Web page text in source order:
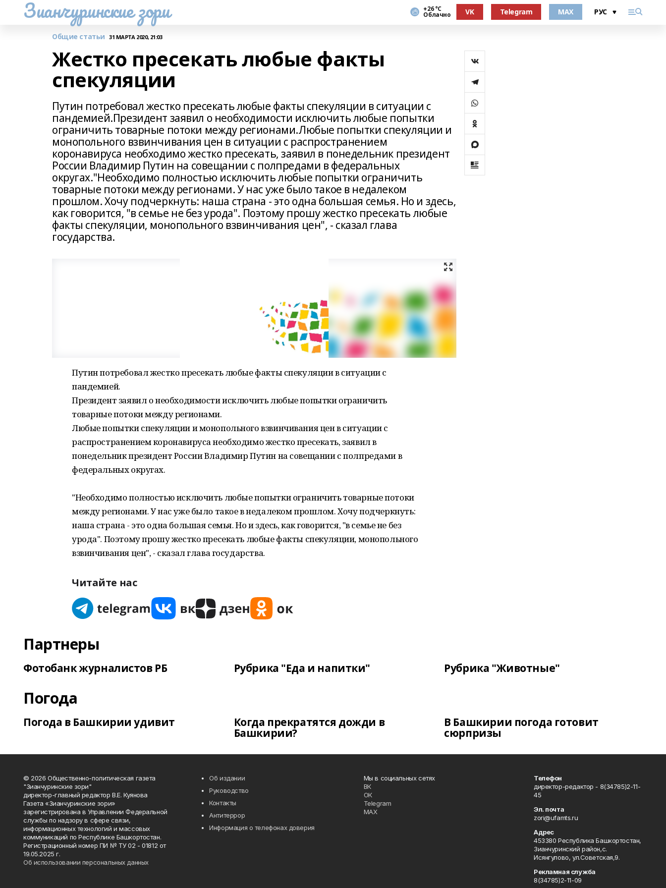
Зианчуринские зори +26 °С
Облачно VK Telegram MAX
Общие статьи 31 МАРТА 2020, 21:03
Жестко пресекать любые факты
спекуляции
Путин потребовал жестко пресекать любые факты спекуляции в ситуации с
пандемией.Президент заявил о необходимости исключить любые попытки
ограничить товарные потоки между регионами.Любые попытки спекуляции и
монопольного взвинчивания цен в ситуации с распространением
коронавируса необходимо жестко пресекать, заявил в понедельник президент
России Владимир Путин на совещании с полпредами в федеральных
округах."Необходимо полностью исключить любые попытки ограничить
товарные потоки между регионами. У нас уже было такое в недалеком
прошлом. Хочу подчеркнуть: наша страна - это одна большая семья. Но и здесь,
как говорится, "в семье не без урода". Поэтому прошу жестко пресекать любые
факты спекуляции, монопольного взвинчивания цен", - сказал глава
государства.
Путин потребовал жестко пресекать любые факты спекуляции в ситуации с
пандемией.
Президент заявил о необходимости исключить любые попытки ограничить
товарные потоки между регионами.
Любые попытки спекуляции и монопольного взвинчивания цен в ситуации с
распространением коронавируса необходимо жестко пресекать, заявил в
понедельник президент России Владимир Путин на совещании с полпредами в
федеральных округах.
"Необходимо полностью исключить любые попытки ограничить товарные потоки
между регионами. У нас уже было такое в недалеком прошлом. Хочу подчеркнуть:
наша страна - это одна большая семья. Но и здесь, как говорится, "в семье не без
урода". Поэтому прошу жестко пресекать любые факты спекуляции, монопольного
взвинчивания цен", - сказал глава государства.
Читайте нас
Партнеры
Фотобанк журналистов РБ Рубрика "Еда и напитки" Рубрика "Животные"
Погода
Погода в Башкирии удивит Когда прекратятся дожди в
Башкирии?
В Башкирии погода готовит
сюрпризы
© 2026 Общественно-политическая газета
"Зианчуринские зори"
директор-главный редактор В.Е. Куянова
Газета «Зианчуринские зори»
зарегистрирована в Управлении Федеральной
службы по надзору в сфере связи,
информационных технологий и массовых
коммуникаций по Республике Башкортостан.
Регистрационный номер ПИ № ТУ 02 - 01812 от
19.05.2025 г.
Об использовании персональных данных
Об издании
Руководство
Контакты
Антитеррор
Информация о телефонах доверия
Мы в социальных сетях
ВК
ОК
Telegram
MAX
Телефон
директор-редактор - 8(34785)2-11-
45
Эл. почта
zori@ufamts.ru
Адрес
453380 Республика Башкортостан,
Зианчуринский район,с.
Исянгулово, ул.Советская,9.
Рекламная служба
8(34785)2-11-09